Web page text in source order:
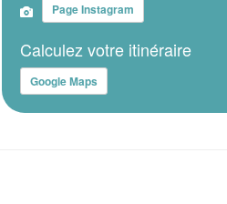
Page Instagram
Calculez votre itinéraire
Google Maps